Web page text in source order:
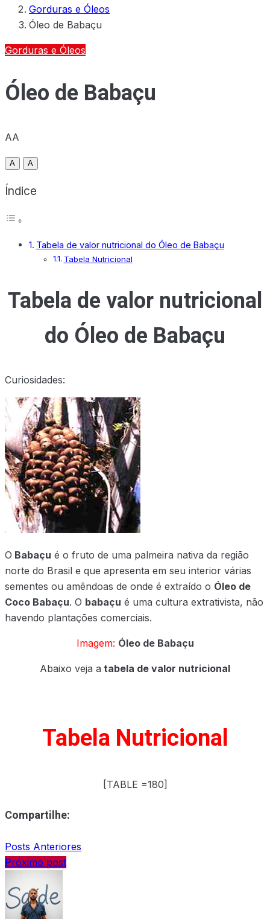
Gorduras e Óleos
Óleo de Babaçu
Gorduras e Óleos
Óleo de Babaçu
AA
A A
Índice
Tabela de valor nutricional do Óleo de Babaçu
Tabela Nutricional
Tabela de valor nutricional
do Óleo de Babaçu
Curiosidades:
O Babaçu é o fruto de uma palmeira nativa da região
norte do Brasil e que apresenta em seu interior várias
sementes ou amêndoas de onde é extraído o Óleo de
Coco Babaçu. O babaçu é uma cultura extrativista, não
havendo plantações comerciais.
Imagem: Óleo de Babaçu
Abaixo veja a tabela de valor nutricional
Tabela Nutricional
[TABLE =180]
Compartilhe:
Posts Anteriores
Próximo post